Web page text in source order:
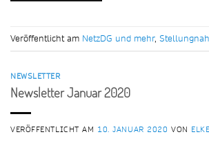
Veröffentlicht am NetzDG und mehr,
NEWSLETTER
Newsletter Januar 2020
VERÖFFENTLICHT AM 10. JANUAR 2020 VON